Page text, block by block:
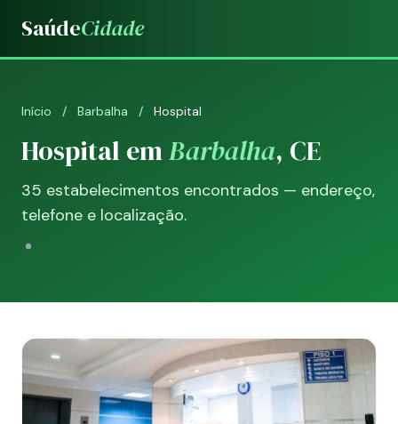
SaúdeCidade
Início / Barbalha / Hospital
Hospital emBarbalha, CE
35 estabelecimentos encontrados — endereço,
telefone e localização.